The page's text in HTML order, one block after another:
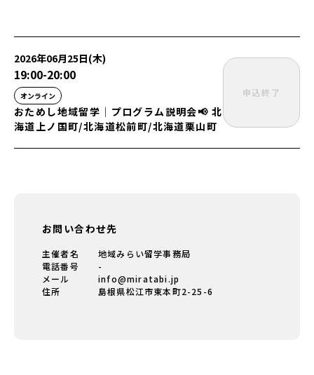
2026年06月25日(木)
19:00-20:00
オンライン
おためし地域留学│プログラム説明会📢 北
海道上ノ国町/北海道松前町/北海道栗山町
申込終了
お問い合わせ先
主催者名
地域みらい留学事務局
電話番号
-
メール
info@miratabi.jp
住所
島根県松江市東本町2-25-6